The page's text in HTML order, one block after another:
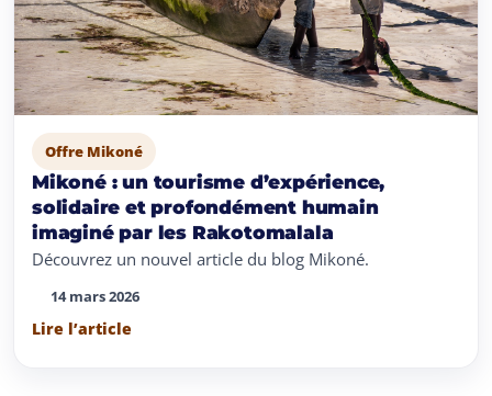
Offre Mikoné
Mikoné : un tourisme d’expérience,
solidaire et profondément humain
imaginé par les Rakotomalala
Découvrez un nouvel article du blog Mikoné.
14 mars 2026
Lire l’article